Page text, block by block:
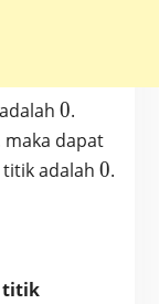
0
0.
maka dapat
adalah 0
0.
titik